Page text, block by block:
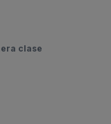
clase